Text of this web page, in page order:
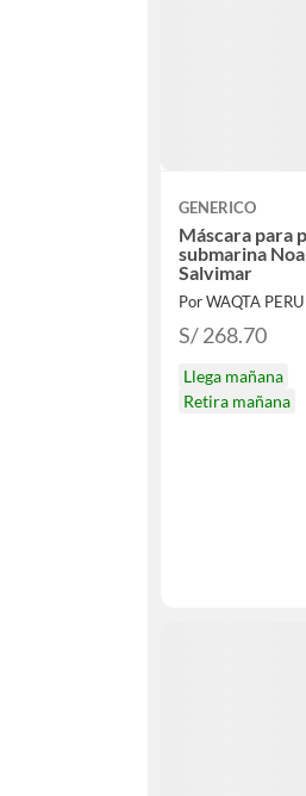
GENERICO
Máscara para
submarina
Salvimar
Por WAQTA PERU
S/ 268.70
Llega mañana
Retira mañana